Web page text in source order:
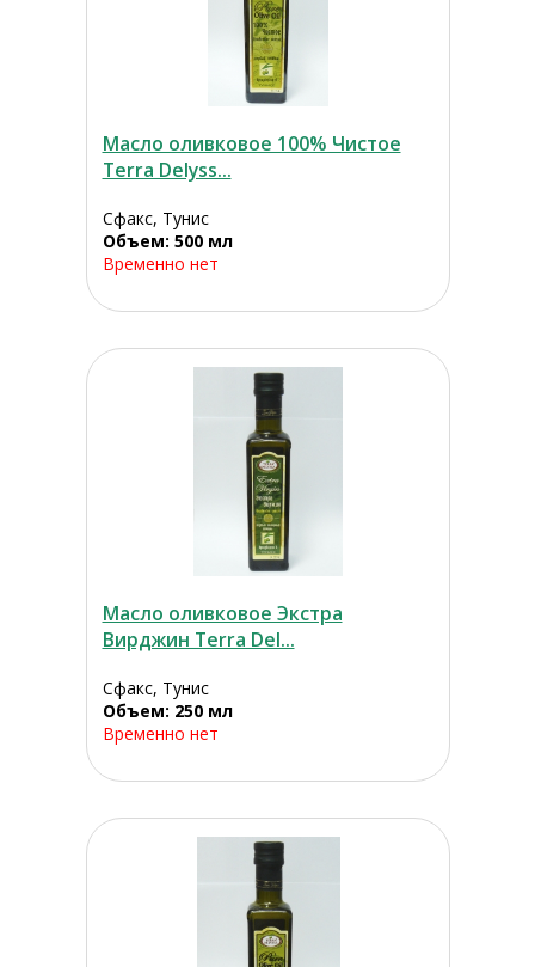
Масло оливковое 100% Чистое
Terra Delyss...
Сфакс, Тунис
Объем: 500 мл
Временно нет
Масло оливковое Экстра
Вирджин Terra Del...
Сфакс, Тунис
Объем: 250 мл
Временно нет